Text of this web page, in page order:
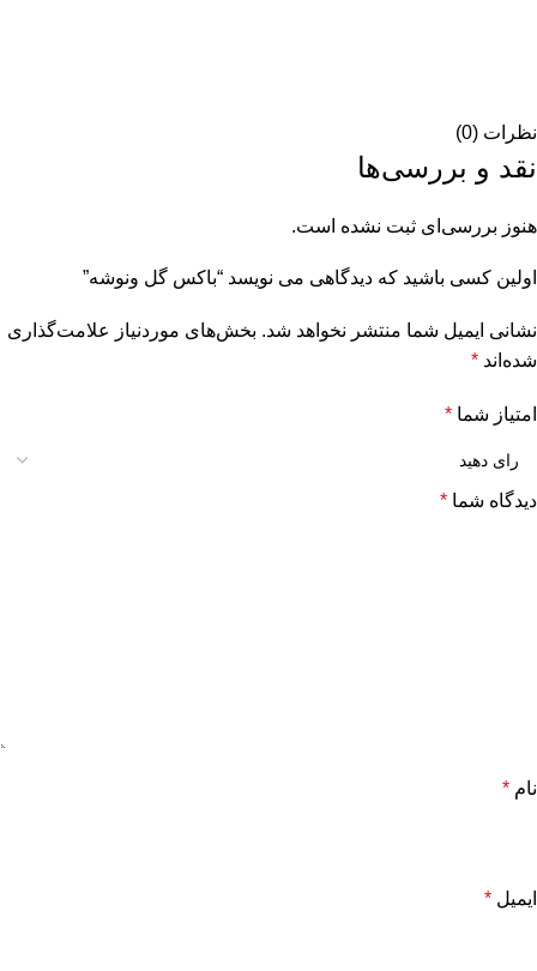
نظرات (0)
نقد و بررسی‌ها
هنوز بررسی‌ای ثبت نشده است.
اولین کسی باشید که دیدگاهی می نویسد “باکس گل ونوشه”
نشانی ایمیل شما منتشر نخواهد شد. بخش‌های موردنیاز علامت‌گذاری
شده‌اند *
امتیاز شما *
دیدگاه شما *
نام *
ایمیل *